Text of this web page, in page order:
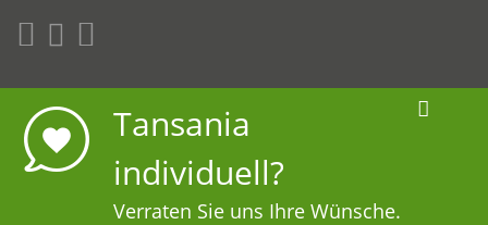
Tansania
individuell?
Verraten Sie uns Ihre Wünsche.
www.abenteuer-tansania.de
www.uestra-reisen.de
Digital Development:
HUisHU. Digitale Kreativagentur in Hamburg &